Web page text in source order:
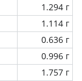
1.294 г
1.114 г
0.636 г
0.996 г
1.757 г